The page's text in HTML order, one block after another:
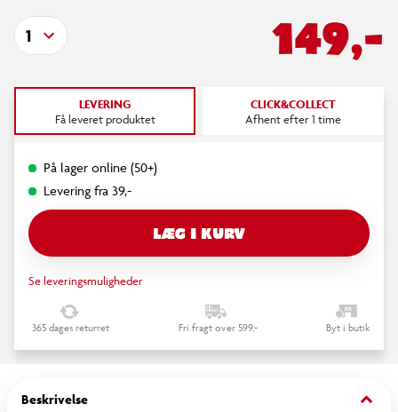
149,-
1
LEVERING
Få leveret produktet
CLICK&COLLECT
Afhent efter 1 time
På lager online (50+)
Levering fra 39,-
LÆG I KURV
Se leveringsmuligheder
365 dages returret Fri fragt over 599,- Byt i butik
Beskrivelse keyboard_arrow_down